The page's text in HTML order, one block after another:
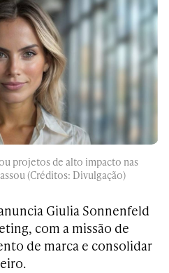
projetos de alto impacto nas
(Créditos: Divulgação)
Giulia Sonnenfeld
com a missão de
de marca e consolidar